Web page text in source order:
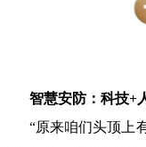
智慧安防：科技+
“原来咱们头顶上